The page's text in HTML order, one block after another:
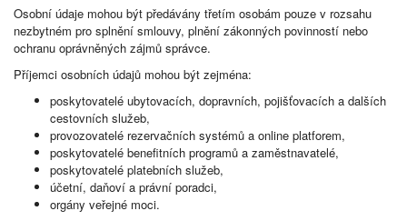
Osobní údaje mohou být předávány třetím osobám pouze v rozsahu
nezbytném pro splnění smlouvy, plnění zákonných povinností nebo
ochranu oprávněných zájmů správce.
Příjemci osobních údajů mohou být zejména:
poskytovatelé ubytovacích, dopravních, pojišťovacích a dalších
cestovních služeb,
provozovatelé rezervačních systémů a online platforem,
poskytovatelé benefitních programů a zaměstnavatelé,
poskytovatelé platebních služeb,
účetní, daňoví a právní poradci,
orgány veřejné moci.